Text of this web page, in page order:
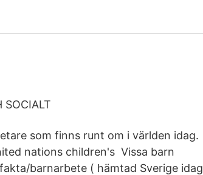
SOCIALT
som finns runt om i världen idag.
nations children's Vissa barn
barnarbete ( hämtad Sverige idag